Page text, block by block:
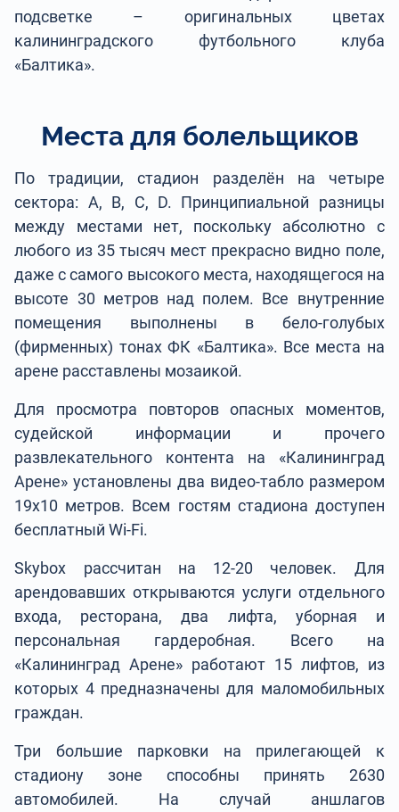
подсветке – оригинальных цветах
калининградского футбольного клуба
«Балтика».
Места для болельщиков
По традиции, стадион разделён на четыре
сектора: A, B, C, D. Принципиальной разницы
между местами нет, поскольку абсолютно с
любого из 35 тысяч мест прекрасно видно поле,
даже с самого высокого места, находящегося на
высоте 30 метров над полем. Все внутренние
помещения выполнены в бело-голубых
(фирменных) тонах ФК «Балтика». Все места на
арене расставлены мозаикой.
Для просмотра повторов опасных моментов,
судейской информации и прочего
развлекательного контента на «Калининград
Арене» установлены два видео-табло размером
19х10 метров. Всем гостям стадиона доступен
бесплатный Wi-Fi.
Skybox рассчитан на 12-20 человек. Для
арендовавших открываются услуги отдельного
входа, ресторана, два лифта, уборная и
персональная гардеробная. Всего на
«Калининград Арене» работают 15 лифтов, из
которых 4 предназначены для маломобильных
граждан.
Три большие парковки на прилегающей к
стадиону зоне способны принять 2630
автомобилей. На случай аншлагов